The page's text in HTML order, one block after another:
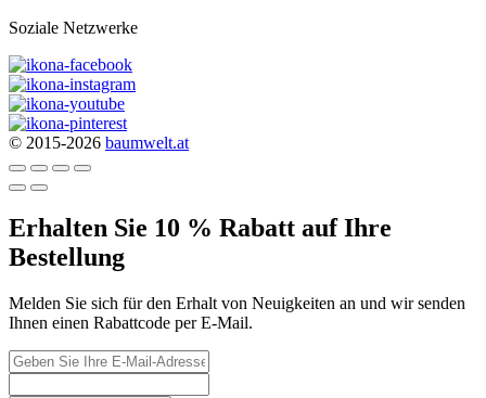
Soziale Netzwerke
© 2015-2026 baumwelt.at
Erhalten Sie 10 % Rabatt auf Ihre
Bestellung
Melden Sie sich für den Erhalt von Neuigkeiten an und wir senden
Ihnen einen Rabattcode per E-Mail.